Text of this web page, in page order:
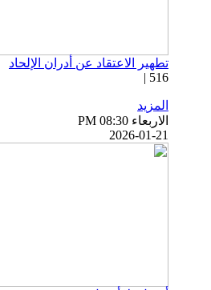
تطهير الاعتقاد عن أدران الإلحاد
516 |
المزيد
الاربعاء PM 08:30
2026-01-21